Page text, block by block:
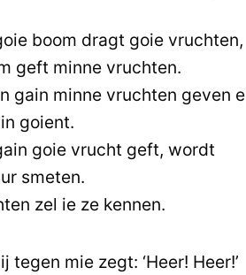
boom dragt goie vruchten,
geft minne vruchten.
gain minne vruchten geven
goient.
goie vrucht geft, wordt
smeten.
zel ie ze kennen.
tegen mie zegt: ‘Heer! Heer!’